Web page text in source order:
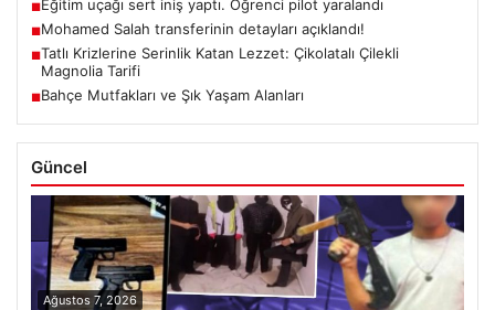
■Eğitim uçağı sert iniş yaptı. Öğrenci pilot yaralandı
■Mohamed Salah transferinin detayları açıklandı!
■Tatlı Krizlerine Serinlik Katan Lezzet: Çikolatalı Çilekli
Magnolia Tarifi
■Bahçe Mutfakları ve Şık Yaşam Alanları
Güncel
Ağustos 7, 2026